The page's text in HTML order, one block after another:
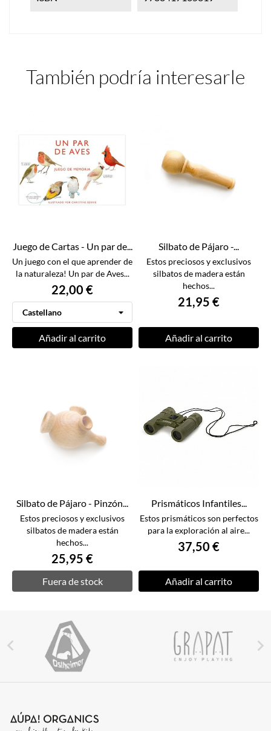
También podría interesarle
Juego de Cartas - Un par de...
Un juego con el que aprender de
la naturaleza! Un par de Aves...
22,00 €
Añadir al carrito
Silbato de Pájaro -...
Estos preciosos y exclusivos
silbatos de madera están
hechos...
21,95 €
Añadir al carrito
Silbato de Pájaro - Pinzón...
Estos preciosos y exclusivos
silbatos de madera están
hechos...
25,95 €
Fuera de stock
Prismáticos Infantiles...
Estos prismáticos son perfectos
para la exploración al aire...
37,50 €
Añadir al carrito
 